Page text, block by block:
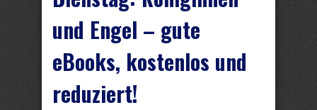
und Engel – gute
eBooks, kostenlos und
reduziert!